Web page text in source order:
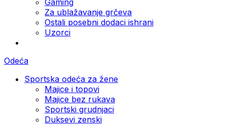
Za ublažavanje grčeva
Ostali posebni dodaci ishrani
Uzorci
Odeća
Sportska odeća za žene
Majice i topovi
Majice bez rukava
Sportski grudnjaci
Duksevi zenski